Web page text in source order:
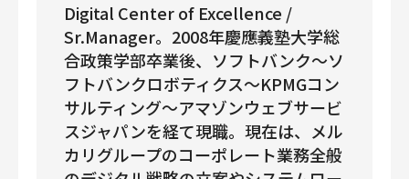
Digital Center of Excellence /
Sr.Manager。2008年慶應義塾大学総
合政策学部卒業後、ソフトバンク〜ソ
フトバンクロボティクス〜KPMGコン
サルティング〜アマゾンウェブサービ
スジャパンを経て現職。現在は、メル
カリグループのコーポレート業務全般